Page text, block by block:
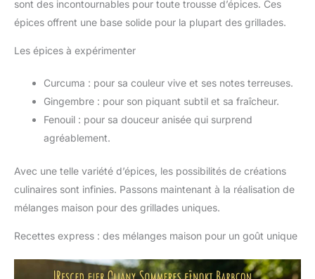
sont des incontournables pour toute trousse d’épices. Ces
épices offrent une base solide pour la plupart des grillades.
Les épices à expérimenter
Curcuma : pour sa couleur vive et ses notes terreuses.
Gingembre : pour son piquant subtil et sa fraîcheur.
Fenouil : pour sa douceur anisée qui surprend
agréablement.
Avec une telle variété d’épices, les possibilités de créations
culinaires sont infinies. Passons maintenant à la réalisation de
mélanges maison pour des grillades uniques.
Recettes express : des mélanges maison pour un goût unique